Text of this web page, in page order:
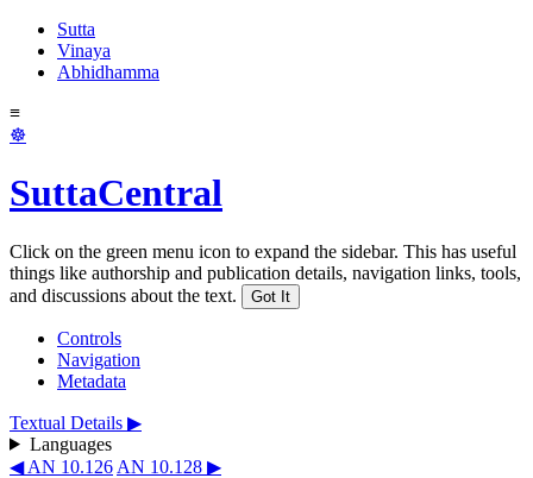
Sutta
Vinaya
Abhidhamma
≡
☸
SuttaCentral
Click on the green menu icon to expand the sidebar. This has useful
things like authorship and publication details, navigation links, tools,
and discussions about the text.
Got It
Controls
Navigation
Metadata
Textual Details ▶
Languages
◀ AN 10.126 AN 10.128 ▶